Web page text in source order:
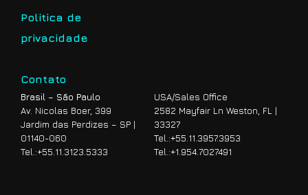
Politica de
privacidade
Contato
Brasil – São Paulo
Av. Nicolas Boer, 399
Jardim das Perdizes – SP |
01140-060
Tel.:+55.11.3123.5333
USA/Sales Office
2582 Mayfair Ln Weston, FL |
33327
Tel.:+55.11.3957.3953
Tel.:+1.954.7027491